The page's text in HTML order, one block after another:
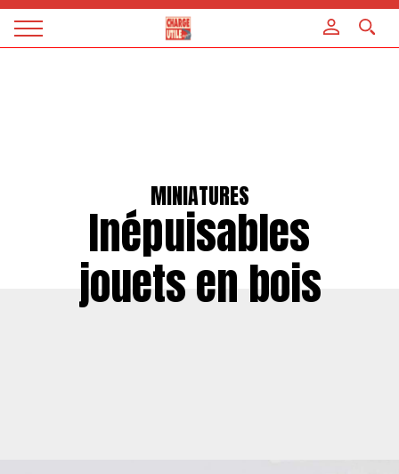
Magazine
MINIATURES
Inépuisables
jouets en bois
Panneau de gestion des cookies